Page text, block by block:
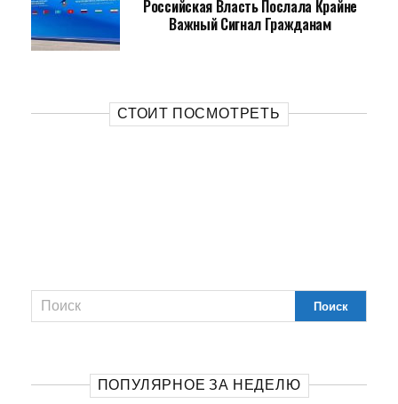
Российская Власть Послала Крайне
Важный Сигнал Гражданам
СТОИТ ПОСМОТРЕТЬ
ПОПУЛЯРНОЕ ЗА НЕДЕЛЮ